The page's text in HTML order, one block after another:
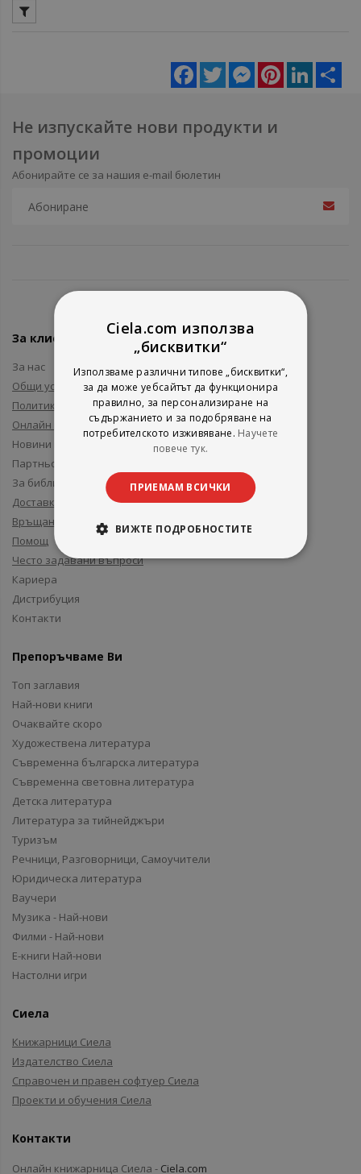
Facebook
Twitter MessengerPinterestLinkedIn
Не изпускайте нови продукти и
промоции
Абонирайте се за нашия e-mail бюлетин
За клиенти
За нас
Общи условия
Политика за поверителност
Онлайн решаване на спорове
Новини и събития
Партньори и приятели
За библиотеки
Доставка
Връщане
Помощ
Често задавани въпроси
Кариера
Дистрибуция
Контакти
Препоръчваме Ви
Топ заглавия
Най-нови книги
Очаквайте скоро
Художествена литература
Съвременна българска литература
Съвременна световна литература
Детска литература
Литература за тийнейджъри
Туризъм
Речници, Разговорници, Самоучители
Юридическа литература
Ваучери
Музика - Най-нови
Филми - Най-нови
Е-книги Най-нови
Настолни игри
Сиела
Книжарници Сиела
Издателство Сиела
Справочен и правен софтуер Сиела
Проекти и обучения Сиела
Контакти
Онлайн книжарница Сиела - Ciela.com
Ciela.com използва
„бисквитки“
Използваме различни типове „бисквитки“,
за да може уебсайтът да функционира
правилно, за персонализиране на
съдържанието и за подобряване на
потребителското изживяване. Научете
повече тук.
ПРИЕМАМ ВСИЧКИ
ВИЖТЕ ПОДРОБНОСТИТЕ